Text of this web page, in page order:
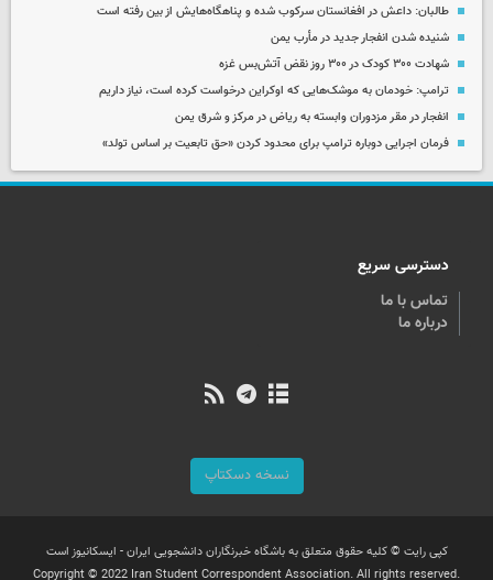
طالبان: داعش در افغانستان سرکوب شده و پناهگاه‌هایش از بین رفته است
شنیده شدن انفجار جدید در مأرب یمن
شهادت ۳۰۰ کودک در ۳۰۰ روز نقض آتش‌بس غزه
ترامپ: خودمان به موشک‌هایی که اوکراین درخواست کرده است، نیاز داریم
انفجار در مقر مزدوران وابسته به ریاض در مرکز و شرق یمن
فرمان اجرایی دوباره ترامپ برای محدود کردن «حق تابعیت بر اساس تولد»
دسترسی سریع
تماس با ما
درباره ما
نسخه دسکتاپ
کپی رایت © کلیه حقوق متعلق به باشگاه خبرنگاران دانشجویی ایران - ایسکانیوز است
Copyright © 2022 Iran Student Correspondent Association. All rights reserved.